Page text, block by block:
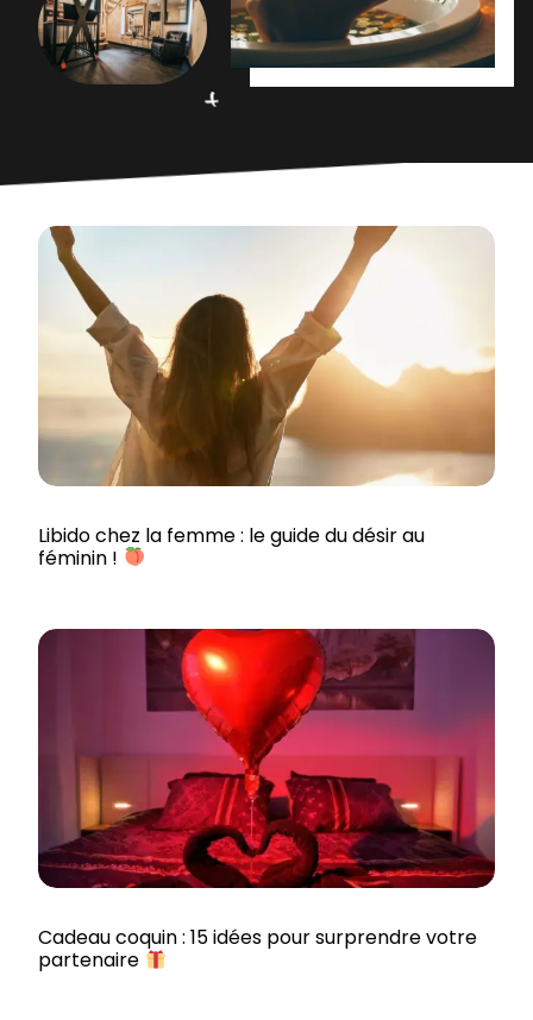
Libido chez la femme : le guide du désir au
féminin !
Cadeau coquin : 15 idées pour surprendre votre
partenaire